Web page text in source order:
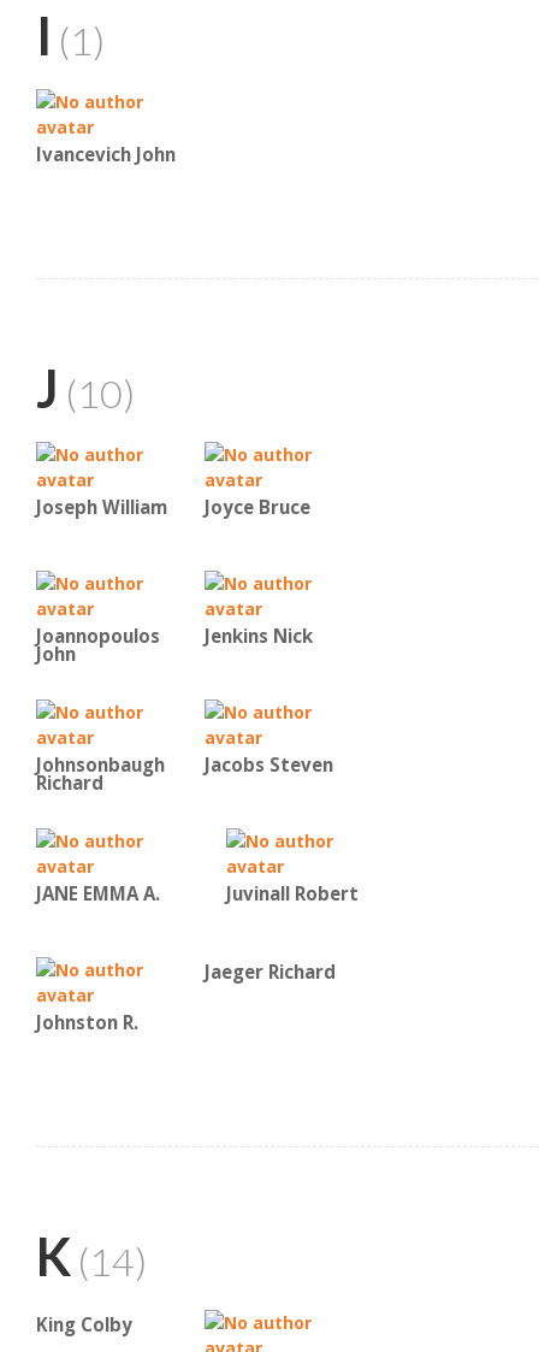
I (1)
Ivancevich John
J (10)
Joseph William Joyce Bruce
Joannopoulos
John
Jenkins Nick
Johnsonbaugh
Richard
Jacobs Steven
JANE EMMA A. Juvinall Robert
Johnston R.
Jaeger Richard
K (14)
King Colby